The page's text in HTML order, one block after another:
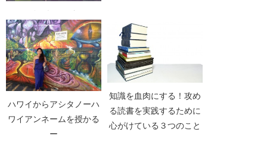
ハワイからアシタノ！
ハワイからアシタノーハ
ワイアンネームを授かる
ー
知識を血肉にする！攻め
る読書を実践するために
心がけている３つのこと